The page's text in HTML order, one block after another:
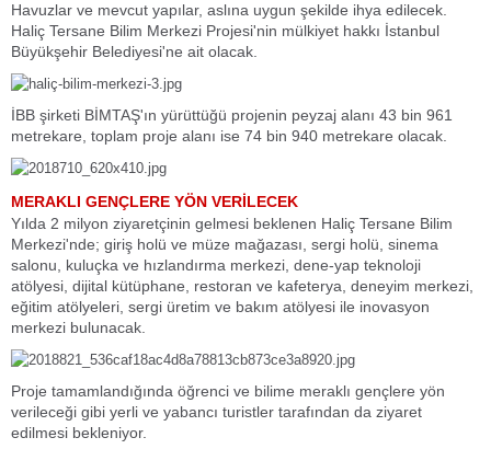
Havuzlar ve mevcut yapılar, aslına uygun şekilde ihya edilecek.
Haliç Tersane Bilim Merkezi Projesi'nin mülkiyet hakkı İstanbul
Büyükşehir Belediyesi'ne ait olacak.
İBB şirketi BİMTAŞ'ın yürüttüğü projenin peyzaj alanı 43 bin 961
metrekare, toplam proje alanı ise 74 bin 940 metrekare olacak.
MERAKLI GENÇLERE YÖN VERİLECEK
Yılda 2 milyon ziyaretçinin gelmesi beklenen Haliç Tersane Bilim
Merkezi'nde; giriş holü ve müze mağazası, sergi holü, sinema
salonu, kuluçka ve hızlandırma merkezi, dene-yap teknoloji
atölyesi, dijital kütüphane, restoran ve kafeterya, deneyim merkezi,
eğitim atölyeleri, sergi üretim ve bakım atölyesi ile inovasyon
merkezi bulunacak.
Proje tamamlandığında öğrenci ve bilime meraklı gençlere yön
verileceği gibi yerli ve yabancı turistler tarafından da ziyaret
edilmesi bekleniyor.